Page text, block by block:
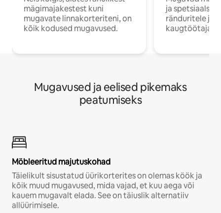
mägimajakestest kuni
mugavate linnakorteriteni, on
kõik kodused mugavused.
ja spetsiaalse
ränduritele ja
Mugavused ja eelised pikemaks
peatumiseks
Möbleeritud majutuskohad
Täielikult sisustatud üürikorterites on olemas köök ja
kõik muud mugavused, mida vajad, et kuu aega või
kauem mugavalt elada. See on täiuslik alternatiiv
allüürimisele.